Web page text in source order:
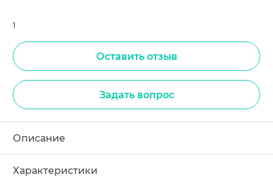
1
Оставить отзыв
Задать вопрос
Описание
Характеристики